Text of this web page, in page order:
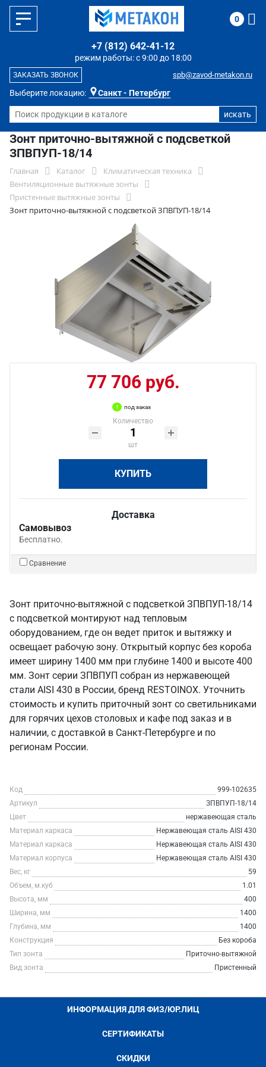
Выберите локацию: Санкт - Петербург
режим работы: с 9:00 до 18:00
+7 (812) 642-41-12
spb@zavod-metakon.ru
ЗАКАЗАТЬ ЗВОНОК
0
Зонт приточно-вытяжной с подсветкой
ЗПВПУП-18/14
Главная Каталог
Климатическая техника
Вентиляционные вытяжные зонты
Пристенные вытяжные зонты
Зонт приточно-вытяжной с подсветкой ЗПВПУП-18/14
77 706 руб.
под заказ
Количество
шт
КУПИТЬ
Доставка
Самовывоз
Бесплатно.
Сравнение
Зонт приточно-вытяжной с подсветкой ЗПВПУП-18/14
с подсветкой монтируют над тепловым
оборудованием, где он ведет приток и вытяжку и
освещает рабочую зону. Открытый корпус без короба
имеет ширину 1400 мм при глубине 1400 и высоте 400
мм. Зонт серии ЗПВПУП собран из нержавеющей
стали AISI 430 в России, бренд RESTOINOX. Уточнить
стоимость и купить приточный зонт со светильниками
для горячих цехов столовых и кафе под заказ и в
наличии, с доставкой в Санкт‑Петербурге и по
регионам России.
Код
999-102635
Артикул
ЗПВПУП-18/14
Цвет
нержавеющая сталь
Материал каркаса
Нержавеющая сталь AISI 430
Материал каркаса
Нержавеющая сталь AISI 430
Материал корпуса
Нержавеющая сталь AISI 430
Вес, кг
59
Объем, м.куб
1.01
Высота, мм
400
Ширина, мм
1400
Глубина, мм
1400
Конструкция
Без короба
Тип зонта
Приточно-вытяжной
Вид зонта
Пристенный
ИНФОРМАЦИЯ ДЛЯ ФИЗ/ЮР.ЛИЦ
СЕРТИФИКАТЫ
СКИДКИ